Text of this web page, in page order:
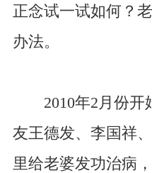
正念试一试如何？
办法。
2010年2月份开
友王德发、李国祥
里给老婆发功治病